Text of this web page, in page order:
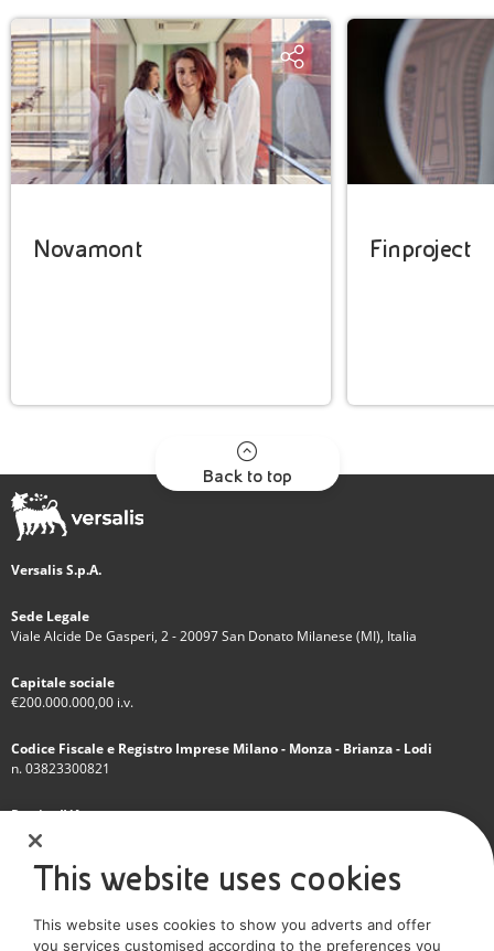
Novamont Finproject
Back to top
Versalis S.p.A.
Sede Legale
Viale Alcide De Gasperi, 2 - 20097 San Donato Milanese (MI), Italia
Capitale sociale
€200.000.000,00 i.v.
Codice Fiscale e Registro Imprese Milano - Monza - Brianza - Lodi
n. 03823300821
Partita IVA
IT 01768800748 - R.E.A. Milano n.1351279
Società soggetta all'attività di direzione e coordinamento dell'Eni S.p.A.
Società con unico socio
This website uses cookies
This website uses cookies to show you adverts and offer
you services customised according to the preferences you